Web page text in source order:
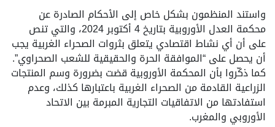
واستند المنظمون بشكل خاص إلى الأحكام الصادرة عن
محكمة العدل الأوروبية بتاريخ 4 أكتوبر 2024، والتي تنص
على أن أي نشاط اقتصادي يتعلق بثروات الصحراء الغربية يجب
أن يحصل على “الموافقة الحرة والحقيقية للشعب الصحراوي”.
كما ذكّروا بأن المحكمة الأوروبية قضت بضرورة وسم المنتجات
الزراعية القادمة من الصحراء الغربية باعتبارها كذلك، وعدم
استفادتها من الاتفاقيات التجارية المبرمة بين الاتحاد
الأوروبي والمغرب.